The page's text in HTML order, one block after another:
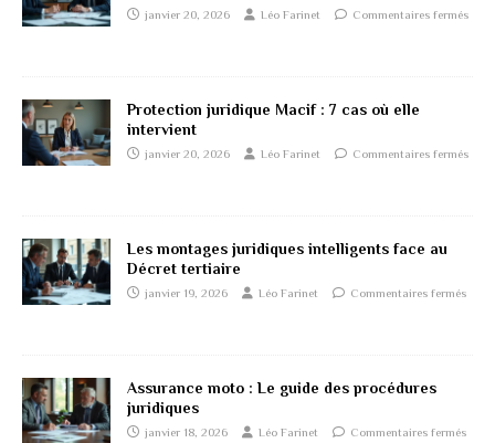
janvier 20, 2026 Léo Farinet Commentaires fermés
Protection juridique Macif : 7 cas où elle
intervient
janvier 20, 2026 Léo Farinet Commentaires fermés
Les montages juridiques intelligents face au
Décret tertiaire
janvier 19, 2026 Léo Farinet Commentaires fermés
Assurance moto : Le guide des procédures
juridiques
janvier 18, 2026 Léo Farinet Commentaires fermés